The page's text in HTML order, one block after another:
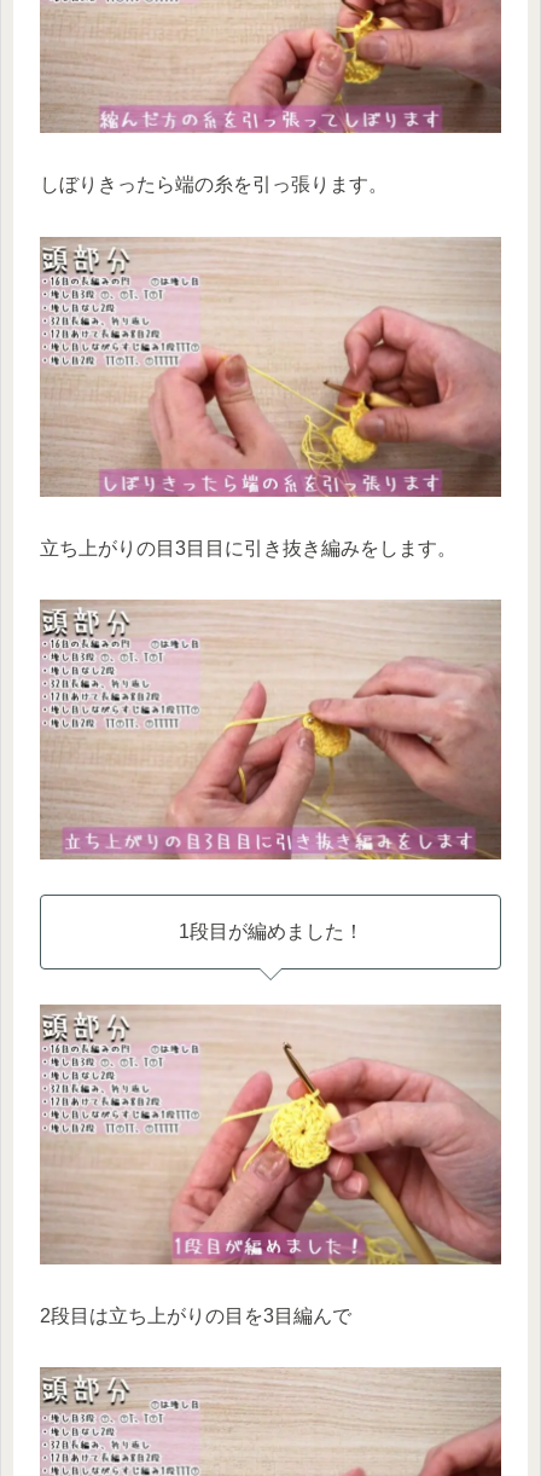
しぼりきったら端の糸を引っ張ります。
立ち上がりの目3目目に引き抜き編みをします。
1段目が編めました！
2段目は立ち上がりの目を3目編んで